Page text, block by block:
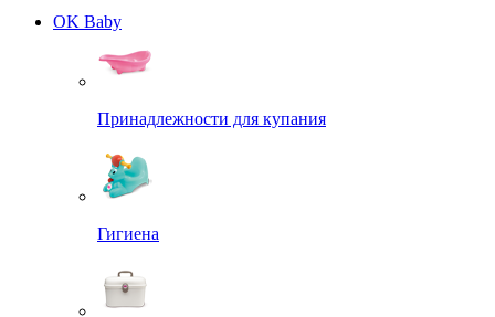
OK Baby
Принадлежности для купания
Гигиена